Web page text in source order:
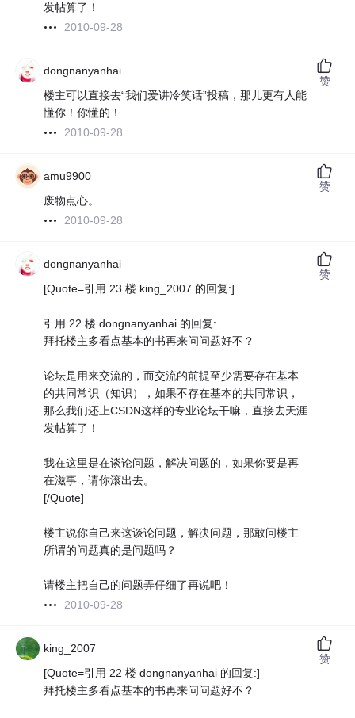
发帖算了！
2010-09-28
dongnanyanhai
楼主可以直接去“我们爱讲冷笑话”投稿，那儿更有人能
懂你！你懂的！
2010-09-28
赞
amu9900
废物点心。
2010-09-28
赞
dongnanyanhai
[Quote=引用 23 楼 king_2007 的回复:]
引用 22 楼 dongnanyanhai 的回复:
拜托楼主多看点基本的书再来问问题好不？
论坛是用来交流的，而交流的前提至少需要存在基本
的共同常识（知识），如果不存在基本的共同常识，
那么我们还上CSDN这样的专业论坛干嘛，直接去天涯
发帖算了！
我在这里是在谈论问题，解决问题的，如果你要是再
在滋事，请你滚出去。
[/Quote]
楼主说你自己来这谈论问题，解决问题，那敢问楼主
所谓的问题真的是问题吗？
请楼主把自己的问题弄仔细了再说吧！
2010-09-28
赞
king_2007
[Quote=引用 22 楼 dongnanyanhai 的回复:]
拜托楼主多看点基本的书再来问问题好不？
赞